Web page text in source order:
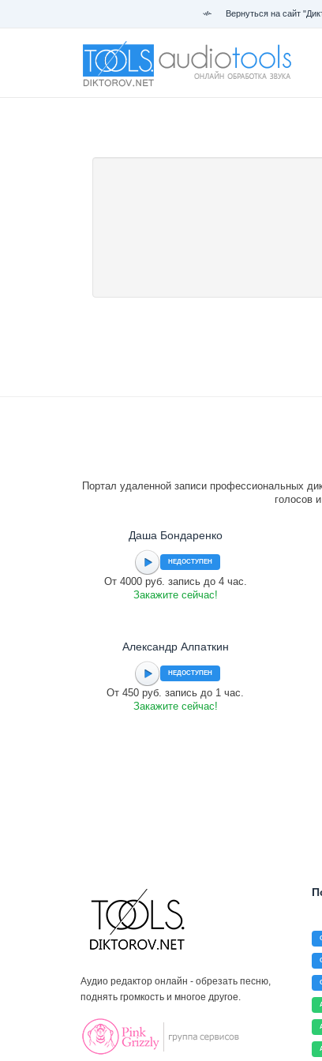
Вернуться на сайт
Портал удаленной записи профессиональных
голосов
Даша Бондаренко
НЕДОСТУПЕН
От 4000 руб. запись до 4 час.
Закажите сейчас!
Александр Алпаткин
НЕДОСТУПЕН
От 450 руб. запись до 1 час.
Закажите сейчас!
Аудио редактор онлайн - обрезать песню,
поднять громкость и многое другое.